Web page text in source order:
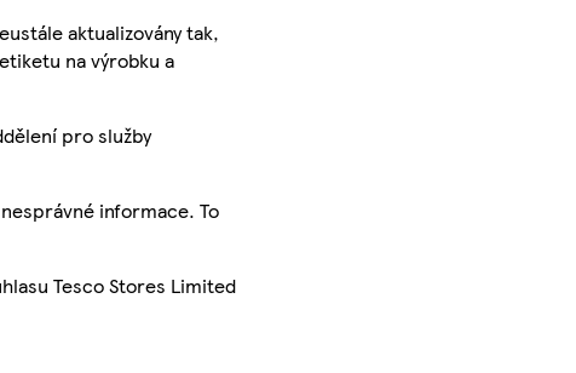
aktualizovány tak,
na výrobku a
pro služby
informace. To
Tesco Stores Limited